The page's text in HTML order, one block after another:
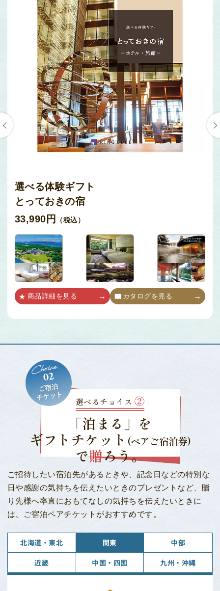
選べる体験ギフト
とっておきの宿
33,990円
（税込）
商品詳細を見る カタログを見る
選べるチョイス ②
「泊まる」を
ギフトチケット (ペアご宿泊券)
で贈ろう。
ご招待したい宿泊先があるときや、記念日などの特別な
日や感謝の気持ちを伝えたいときのプレゼントなど、贈
り先様へ率直におもてなしの気持ちを伝えたいときに
は、ご宿泊ペアチケットがおすすめです。
北海道・東北 関東 中部
近畿 中国・四国 九州・沖縄